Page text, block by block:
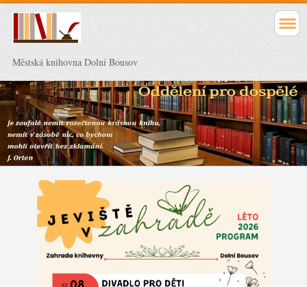
Městská knihovna Dolní Bousov